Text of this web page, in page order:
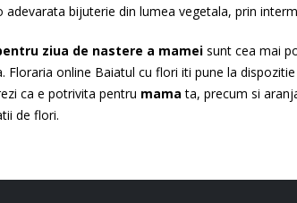
adevarata bijuterie din lumea vegetala, prin
ziua de nastere a mamei sunt cea mai
Floraria online Baiatul cu flori iti pune la dispozitie
ca e potrivita pentru mama ta, precum si
de flori.